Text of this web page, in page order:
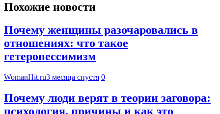
Похожие новости
Почему женщины разочаровались в
отношениях: что такое
гетеропессимизм
WomanHit.ru3 месяца спустя 0
Почему люди верят в теории заговора:
психология, причины и как это